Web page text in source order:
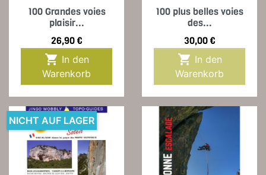
100 Grandes voies
plaisir...
Preis
26,90 €

Warenkorb
100 plus belles voies
des...
Preis
30,00 €

Warenkorb
NICHT AUF LAGER